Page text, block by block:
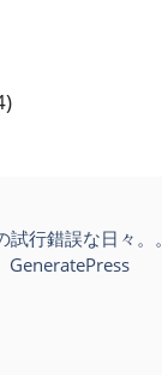
行錯誤な日々。。
GeneratePress